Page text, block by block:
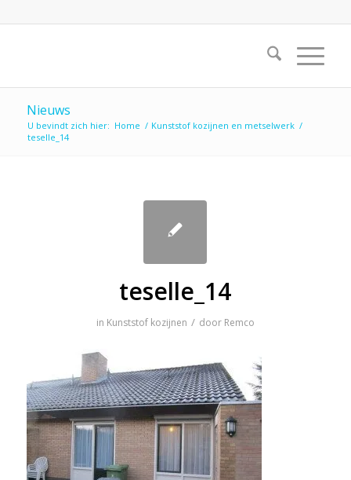
Nieuws
U bevindt zich hier: Home / Kunststof kozijnen en metselwerk /
teselle_14
teselle_14
in Kunststof kozijnen / door Remco